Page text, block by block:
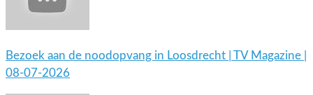
Bezoek aan de noodopvang in Loosdrecht | TV Magazine |
08-07-2026